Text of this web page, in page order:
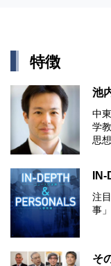
特徴
池
中
学
思
注
事
そ